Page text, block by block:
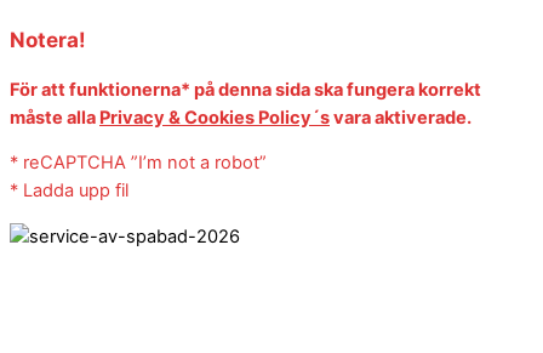
Notera!
För att funktionerna* på denna sida ska fungera korrekt
måste alla Privacy & Cookies Policy´svara aktiverade.
* reCAPTCHA ”I’m not a robot”
* Ladda upp fil